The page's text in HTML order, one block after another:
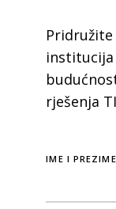
institucija
rješenja
IME I PREZIME